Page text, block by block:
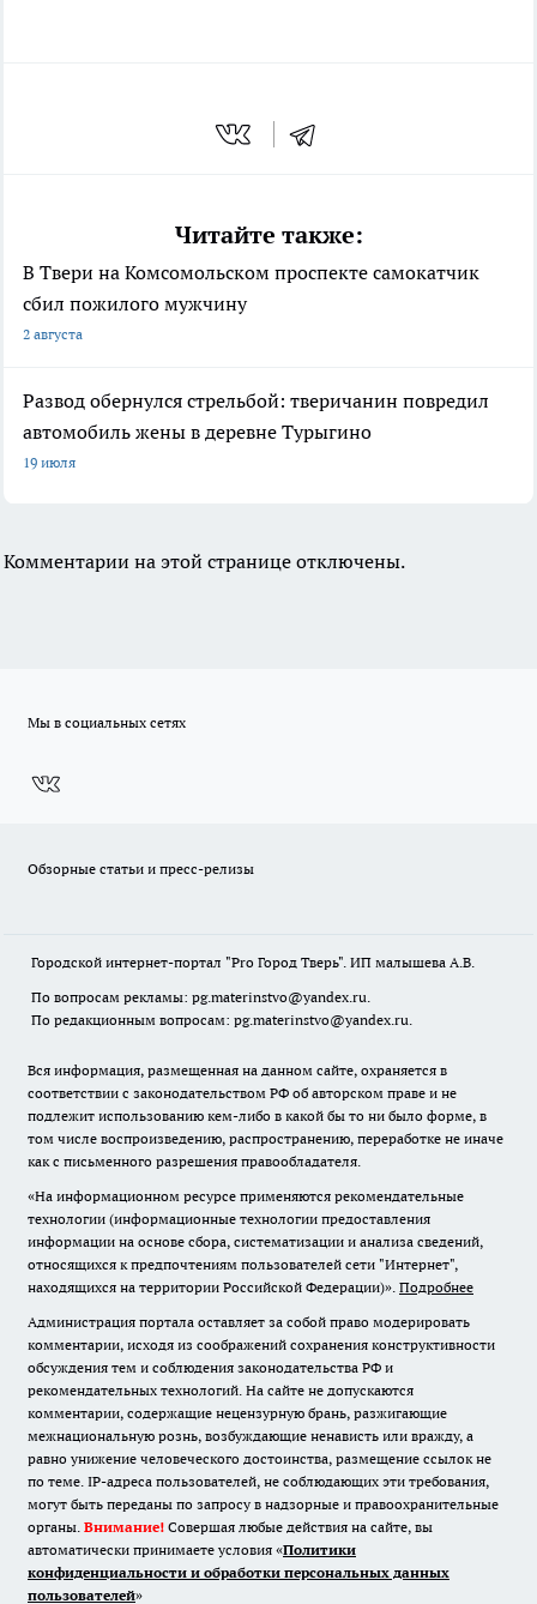
Читайте также:
В Твери на Комсомольском проспекте самокатчик
сбил пожилого мужчину
2 августа
Развод обернулся стрельбой: тверичанин повредил
автомобиль жены в деревне Турыгино
19 июля
Комментарии на этой странице отключены.
Мы в социальных сетях
Обзорные статьи и пресс-релизы
Городской интернет-портал "Pro Город Тверь". ИП малышева А.В.
По вопросам рекламы: pg.materinstvo@yandex.ru.
По редакционным вопросам: pg.materinstvo@yandex.ru.
Вся информация, размещенная на данном сайте, охраняется в
соответствии с законодательством РФ об авторском праве и не
подлежит использованию кем-либо в какой бы то ни было форме, в
том числе воспроизведению, распространению, переработке не иначе
как с письменного разрешения правообладателя.
«На информационном ресурсе применяются рекомендательные
технологии (информационные технологии предоставления
информации на основе сбора, систематизации и анализа сведений,
относящихся к предпочтениям пользователей сети "Интернет",
находящихся на территории Российской Федерации)». Подробнее
Администрация портала оставляет за собой право модерировать
комментарии, исходя из соображений сохранения конструктивности
обсуждения тем и соблюдения законодательства РФ и
рекомендательных технологий. На сайте не допускаются
комментарии, содержащие нецензурную брань, разжигающие
межнациональную рознь, возбуждающие ненависть или вражду, а
равно унижение человеческого достоинства, размещение ссылок не
по теме. IP-адреса пользователей, не соблюдающих эти требования,
могут быть переданы по запросу в надзорные и правоохранительные
органы. Внимание! Совершая любые действия на сайте, вы
автоматически принимаете условия «Политики
конфиденциальности и обработки персональных данных
пользователей»